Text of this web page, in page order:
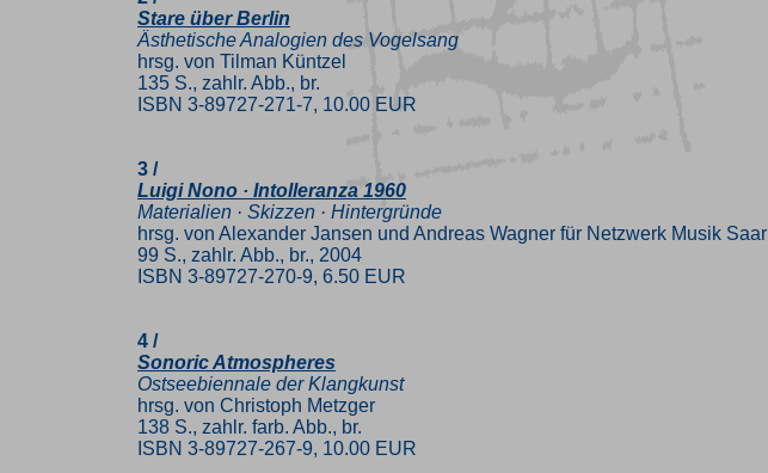
Stare über Berlin
Ästhetische Analogien des Vogelsang
hrsg. von Tilman Küntzel
135 S., zahlr. Abb., br.
ISBN 3-89727-271-7, 10.00 EUR
3 /
Luigi Nono · Intolleranza 1960
Materialien · Skizzen · Hintergründe
hrsg. von Alexander Jansen und Andreas Wagner für Netzwerk Musik Saar
99 S., zahlr. Abb., br., 2004
ISBN 3-89727-270-9, 6.50 EUR
4 /
Sonoric Atmospheres
Ostseebiennale der Klangkunst
hrsg. von Christoph Metzger
138 S., zahlr. farb. Abb., br.
ISBN 3-89727-267-9, 10.00 EUR